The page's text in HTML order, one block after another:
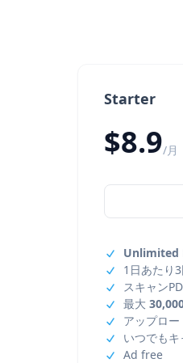
Starter
$8.9/月
Unlimited
1日あたり
スキャン
最大
アップロ
いつでも
Ad free